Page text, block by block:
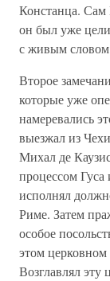
Констанца. Сам
он был уже
с живым словом
Второе
которые уже
намеревались
выезжал из
Михал де
процессом Гуса
исполнял
Риме. Затем
особое
этом церковном
Возглавлял